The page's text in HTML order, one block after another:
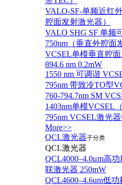
VALO-SF-单频近红
腔面发射激光器）
VALO SHG SF 单频
750nm（垂直外腔面
VCSEL单模垂直腔
894.6 nm 0.2mW
1550 nm 可调谐
795nm 带致冷TO型
760-794.7nm SM
1403nm单模VCSEL
795nm VCSEL激光
More>>
QCL激光器子分类
QCL激光器
QCL4000–4.0μm高
联激光器 250mW
QCL4600–4.6um低